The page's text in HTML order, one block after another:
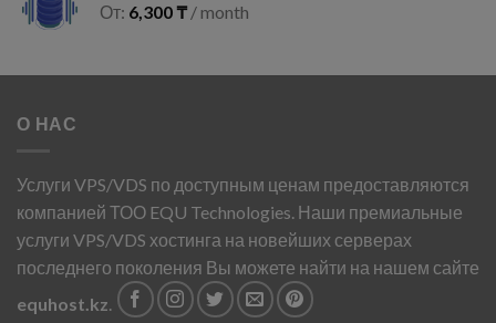
От: 6,300₸ / month
О НАС
Услуги VPS/VDS по доступным ценам предоставляются
компанией ТОО EQU Technologies. Наши премиальные
услуги VPS/VDS хостинга на новейших серверах
последнего поколения Вы можете найти на нашем сайте
equhost.kz